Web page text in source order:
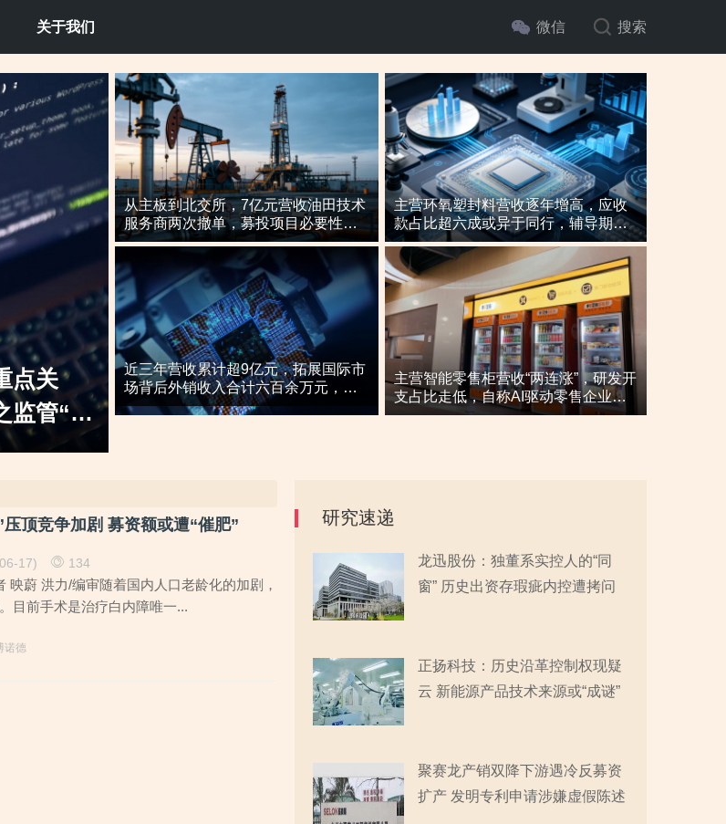
关于我们 微信 搜索
”两年却撤材料，技术创新是否依赖客户引
市场环境突变或拷问业务成长性
从主板到北交所，7亿元营收油田技术
服务商两次撤单，募投项目必要性与
核心技术竞争力遭“拷问”
近三年营收累计超9亿元，拓展国际市
场背后外销收入合计六百余万元，辅
导期间参与高校牵头的重点研发项
主营环氧塑封料营收逐年增高，应收
款占比超六成或异于同行，辅导期内
或向关联方“突击”置出资产
主营智能零售柜营收“两连涨”，研发开
支占比走低，自称AI驱动零售企业而
重大专利或未涉及AI领域
顶竞争加剧 募资额或遭“催肥”
17) 134
映蔚 洪力/编审随着国内人口老龄化的加剧，
目前手术是治疗白内障唯一...
诺德
研究速递
龙迅股份：独董系实控人的“同
窗” 历史出资存瑕疵内控遭拷问
正扬科技：历史沿革控制权现疑
云 新能源产品技术来源或“成谜”
聚赛龙产销双降下游遇冷反募资
扩产 发明专利申请涉嫌虚假陈述